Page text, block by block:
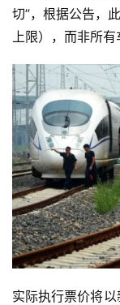
切”，根据公告，
上限），而非所有
实际执行票价将